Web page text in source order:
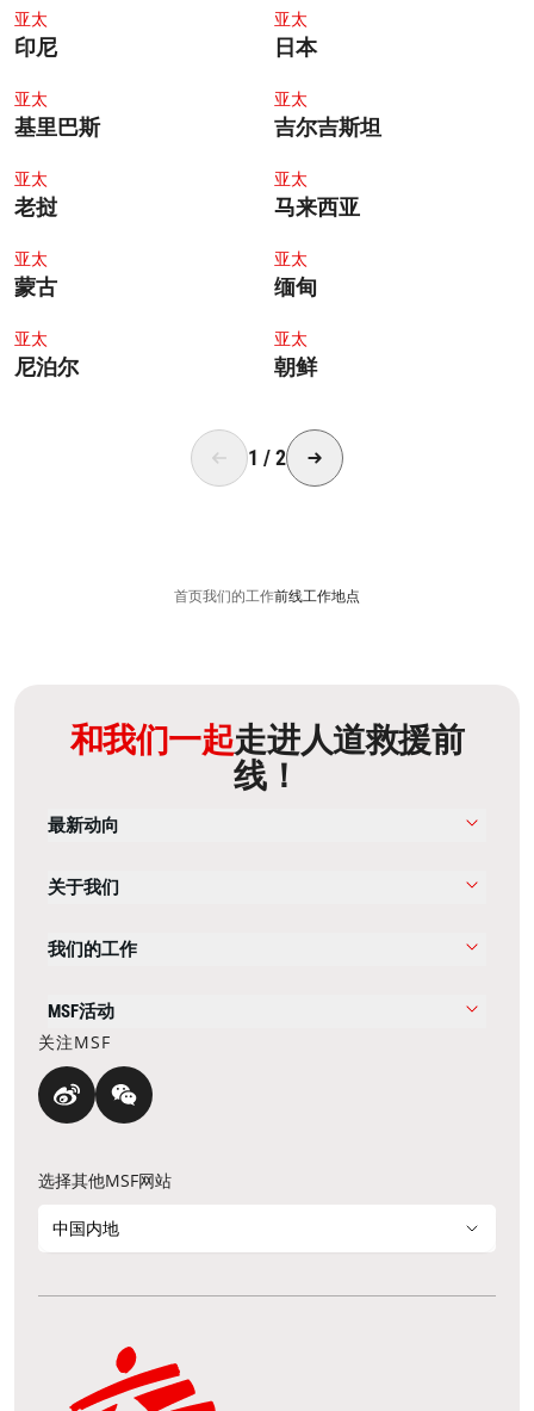
4.1.1 Thumbnail Indonesia
亚太
印尼
Japan Tn
亚太
日本
4.1.1 Thumbnail Kiribati
亚太
基里巴斯
Ky Tn
亚太
吉尔吉斯坦
Laos Tn
亚太
老挝
4.1.1 Thumbnail Malaysia
亚太
马来西亚
Mongolia Tn
亚太
蒙古
4.1.1 Thumbnail Myanmar
亚太
缅甸
411 Thumbnail Nepal
亚太
尼泊尔
411 Thumbnail Dprk
亚太
朝鲜
1 /2
首页我们的工作前线工作地点
和我们一起走进人道救援前
线！
最新动向
关于我们
我们的工作
MSF活动
关注MSF
选择其他MSF网站
中国内地